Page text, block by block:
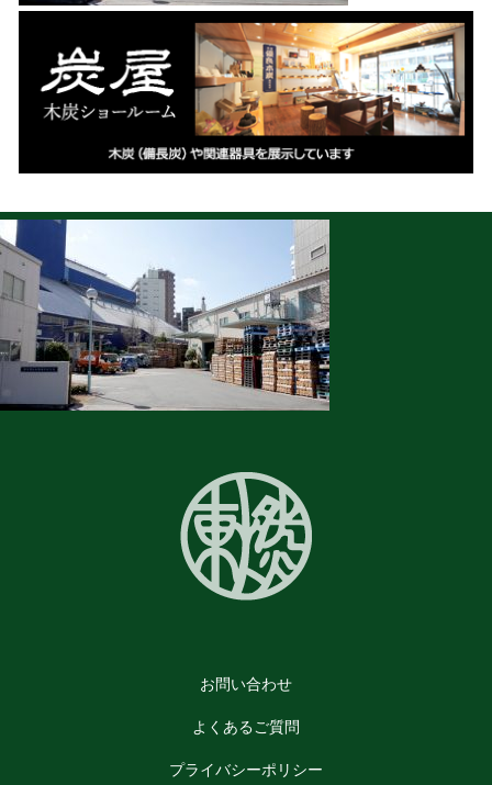
お問い合わせ
よくあるご質問
プライバシーポリシー